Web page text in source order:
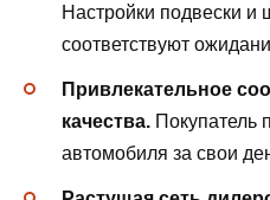
Настройки подвески и
соответствуют
Привлекательное
качества. Покупатель
автомобиля за свои